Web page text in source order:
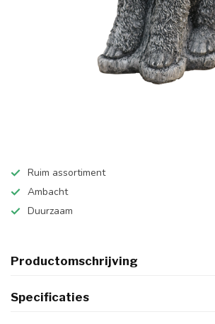
Ruim assortiment
Ambacht
Duurzaam
Productomschrijving
Specificaties